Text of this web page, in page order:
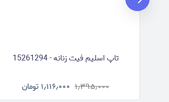
تاپ اسلیم فیت زنانه - 15261294
۱٫۳۹۵٫۰۰۰ ۱٫۱۱۶٫۰۰۰ تومان